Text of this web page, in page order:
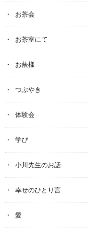
お茶会
お茶室にて
お蔭様
つぶやき
体験会
学び
小川先生のお話
幸せのひとり言
愛